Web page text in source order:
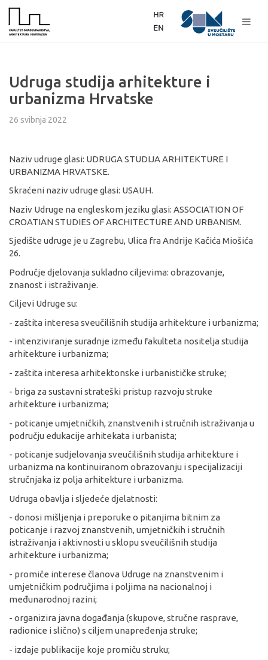
Udruga studija arhitekture i
urbanizma Hrvatske
26 svibnja 2022
Naziv udruge glasi: UDRUGA STUDIJA ARHITEKTURE I
URBANIZMA HRVATSKE.
Skraćeni naziv udruge glasi: USAUH.
Naziv Udruge na engleskom jeziku glasi: ASSOCIATION OF
CROATIAN STUDIES OF ARCHITECTURE AND URBANISM.
Sjedište udruge je u Zagrebu, Ulica fra Andrije Kačića Miošića
26.
Područje djelovanja sukladno ciljevima: obrazovanje,
znanost i istraživanje.
Ciljevi Udruge su:
- zaštita interesa sveučilišnih studija arhitekture i urbanizma;
- intenziviranje suradnje između fakulteta nositelja studija
arhitekture i urbanizma;
- zaštita interesa arhitektonske i urbanističke struke;
- briga za sustavni strateški pristup razvoju struke
arhitekture i urbanizma;
- poticanje umjetničkih, znanstvenih i stručnih istraživanja u
području edukacije arhitekata i urbanista;
- poticanje sudjelovanja sveučilišnih studija arhitekture i
urbanizma na kontinuiranom obrazovanju i specijalizaciji
stručnjaka iz polja arhitekture i urbanizma.
Udruga obavlja i sljedeće djelatnosti:
- donosi mišljenja i preporuke o pitanjima bitnim za
poticanje i razvoj znanstvenih, umjetničkih i stručnih
istraživanja i aktivnosti u sklopu sveučilišnih studija
arhitekture i urbanizma;
- promiče interese članova Udruge na znanstvenim i
umjetničkim područjima i poljima na nacionalnoj i
međunarodnoj razini;
- organizira javna događanja (skupove, stručne rasprave,
radionice i slično) s ciljem unapređenja struke;
- izdaje publikacije koje promiču struku;